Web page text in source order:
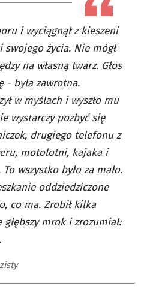
i wyciągnął z kieszeni
swojego życia. Nie mógł
na własną twarz. Głos
- była zawrotna.
w myślach i wyszło mu
wystarczy pozbyć się
drugiego telefonu z
motolotni, kajaka i
wszystko było za mało.
oddziedziczone
co ma. Zrobił kilka
mrok i zrozumiał: